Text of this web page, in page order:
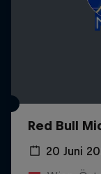
Red Bull
20 Juni